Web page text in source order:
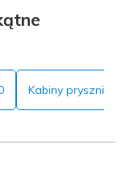
Kabiny